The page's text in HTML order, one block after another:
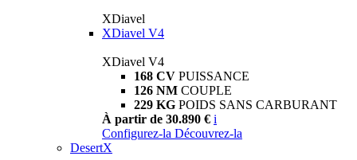
XDiavel
XDiavel V4
XDiavel V4
168 CV PUISSANCE
126 NM COUPLE
229 KG POIDS SANS CARBURANT
À partir de 30.890 € i
Configurez-la Découvrez-la
DesertX